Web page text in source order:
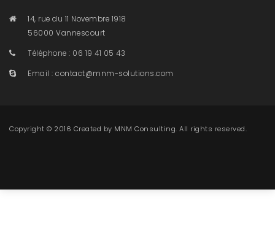
14, rue du 11 Novembre 1918
56000 Vannescourt
Téléphone : 06 19 41 05 43
Email : contact@mnm-solutions.com
Copyright © 2016 Created by MNM Consulting. All rights reserved.